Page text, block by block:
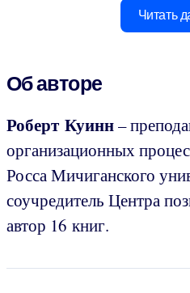
Читать
Об авторе
Роберт Куинн–
организационных
Росса Мичиганского
соучредитель Центра
автор 16 книг.